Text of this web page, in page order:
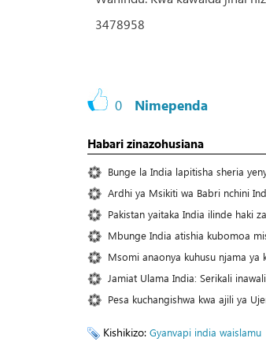
3478958
0 Nimependa
Habari zinazohusiana
Bunge la India lapitisha sheria
Ardhi ya Msikiti wa Babri nchini
Pakistan yaitaka India ilinde haki
Mbunge India atishia kubomoa
Msomi anaonya kuhusu njama ya
Jamiat Ulama India: Serikali
Pesa kuchangishwa kwa ajili ya
Kishikizo: Gyanvapi india waislamu